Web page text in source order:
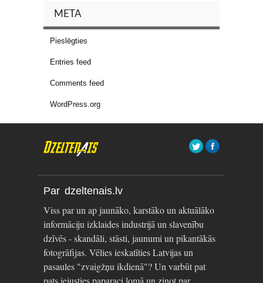
META
Pieslēgties
Entries feed
Comments feed
WordPress.org
Par dzeltenais.lv
Viss par un ap jaunāko, karstāko un aktuālāko
informāciju izklaides industrijā un slavenību
dzīvēs - skandāli, stāsti, jaunumi un pikantākās
fotogrāfijas. Vēlies ieskatīties Latvijas un
pasaules "zvaigžņu ikdienā"? Un varbūt pat
pats iejusties paparaci lomā un ziņot par